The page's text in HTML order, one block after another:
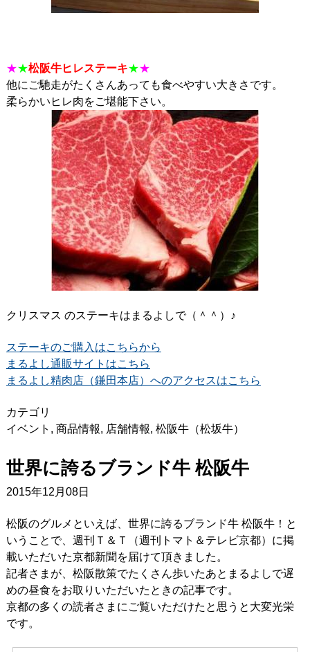
★★松阪牛ヒレステーキ★★
他にご馳走がたくさんあっても食べやすい大きさです。
柔らかいヒレ肉をご堪能下さい。
クリスマス のステーキはまるよしで（＾＾）♪
ステーキのご購入はこちらから
まるよし通販サイトはこちら
まるよし精肉店（鎌田本店）へのアクセスはこちら
カテゴリ
イベント , 商品情報, 店舗情報, 松阪牛（松坂牛）
世界に誇るブランド牛 松阪牛
2015年12月08日
松阪のグルメといえば、世界に誇るブランド牛 松阪牛！と
いうことで、週刊Ｔ＆Ｔ（週刊トマト＆テレビ京都）に掲
載いただいた京都新聞を届けて頂きました。
記者さまが、松阪散策でたくさん歩いたあとまるよしで遅
めの昼食をお取りいただいたときの記事です。
京都の多くの読者さまにご覧いただけたと思うと大変光栄
です。